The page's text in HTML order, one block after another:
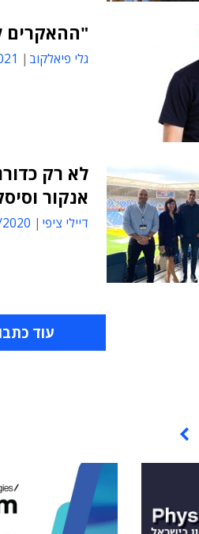
"ההאקרים
גלי פיאלקוב
לא רק
אנקור
דיילי ציפי 16:38
עוד